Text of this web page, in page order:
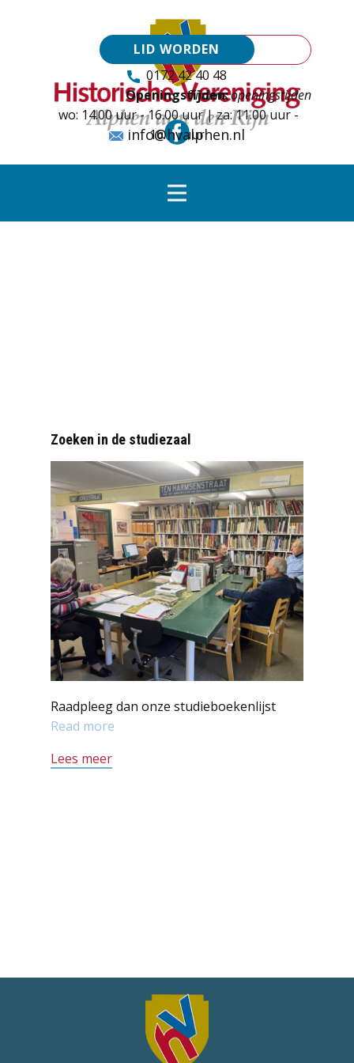
LID WORDEN
0172 42 40 48
Tijdens openingstijden
Openingstijden:
wo: 14.00 uur - 16.00 uur | za: 11.00 uur -
16.00 uur
info@hvalphen.nl
Zoeken in de studiezaal
Raadpleeg dan onze studieboekenlijst
Read more
Lees meer